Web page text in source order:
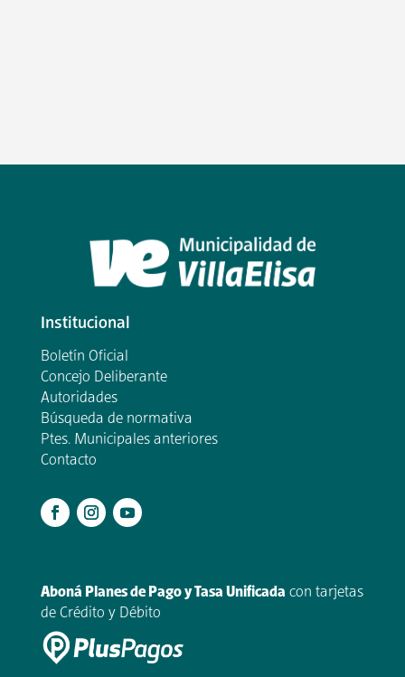
Institucional
Boletín Oficial
Concejo Deliberante
Autoridades
Búsqueda de normativa
Ptes. Municipales anteriores
Contacto
Aboná Planes de Pago y Tasa Unificada con tarjetas
de Crédito y Débito